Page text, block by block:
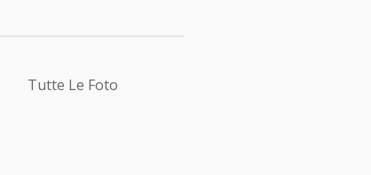
Tutte Le Foto